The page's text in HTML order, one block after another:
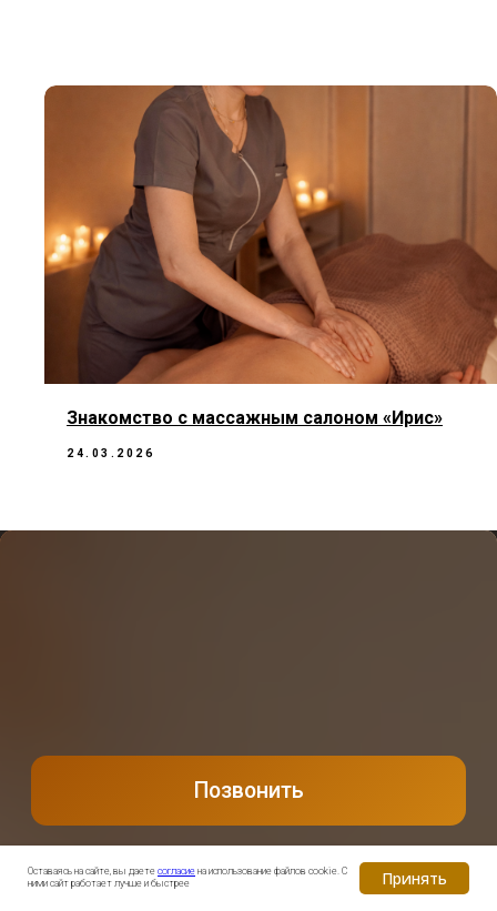
Знакомство с массажным салоном «Ирис»
24.03.2026
Оставаясь на сайте, вы даете согласие на использование файлов cookie. С
ними сайт работает лучше и быстрее
Принять